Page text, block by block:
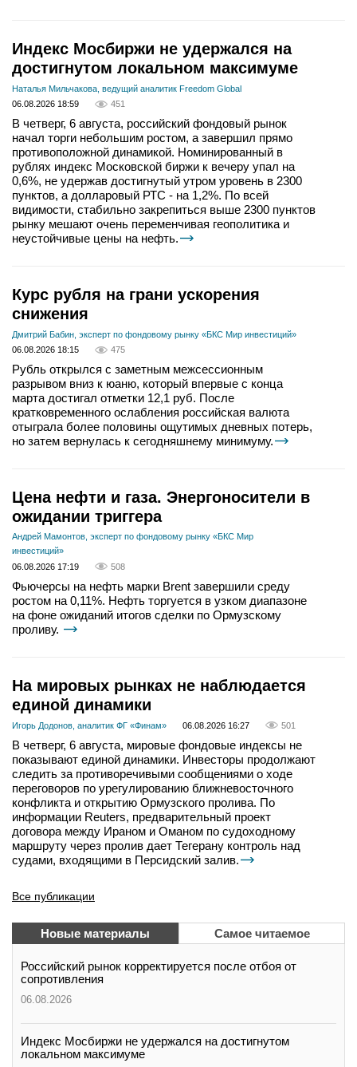
Индекс Мосбиржи не удержался на
достигнутом локальном максимуме
Наталья Мильчакова, ведущий аналитик Freedom Global
06.08.2026 18:59
451
В четверг, 6 августа, российский фондовый рынок
начал торги небольшим ростом, а завершил прямо
противоположной динамикой. Номинированный в
рублях индекс Московской биржи к вечеру упал на
0,6%, не удержав достигнутый утром уровень в 2300
пунктов, а долларовый РТС - на 1,2%. По всей
видимости, стабильно закрепиться выше 2300 пунктов
рынку мешают очень переменчивая геополитика и
неустойчивые цены на нефть.
Курс рубля на грани ускорения
снижения
Дмитрий Бабин, эксперт по фондовому рынку «БКС Мир инвестиций»
06.08.2026 18:15
475
Рубль открылся с заметным межсессионным
разрывом вниз к юаню, который впервые с конца
марта достигал отметки 12,1 руб. После
кратковременного ослабления российская валюта
отыграла более половины ощутимых дневных потерь,
но затем вернулась к сегодняшнему минимуму.
Цена нефти и газа. Энергоносители в
ожидании триггера
Андрей Мамонтов, эксперт по фондовому рынку «БКС Мир
инвестиций»
06.08.2026 17:19
508
Фьючерсы на нефть марки Brent завершили среду
ростом на 0,11%. Нефть торгуется в узком диапазоне
на фоне ожиданий итогов сделки по Ормузскому
проливу.
На мировых рынках не наблюдается
единой динамики
Игорь Додонов, аналитик ФГ «Финам» 06.08.2026 16:27 501
В четверг, 6 августа, мировые фондовые индексы не
показывают единой динамики. Инвесторы продолжают
следить за противоречивыми сообщениями о ходе
переговоров по урегулированию ближневосточного
конфликта и открытию Ормузского пролива. По
информации Reuters, предварительный проект
договора между Ираном и Оманом по судоходному
маршруту через пролив дает Тегерану контроль над
судами, входящими в Персидский залив.
Все публикации
Новые материалы Самое читаемое
Российский рынок корректируется после отбоя от
сопротивления
06.08.2026
Индекс Мосбиржи не удержался на достигнутом
локальном максимуме